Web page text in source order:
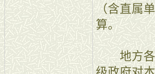
（含直属
算。
地方各级